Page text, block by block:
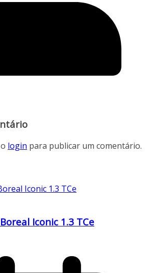
login para publicar um comentário.
Iconic 1.3 TCe